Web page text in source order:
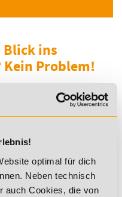
optimal für dich
Neben technisch
auch Cookies, die von
ins
Problem!
dir gern mit